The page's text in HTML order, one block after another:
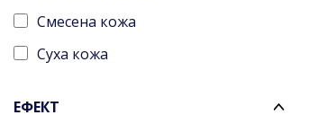
Смесена кожа
Суха кожа
ЕФЕКТ